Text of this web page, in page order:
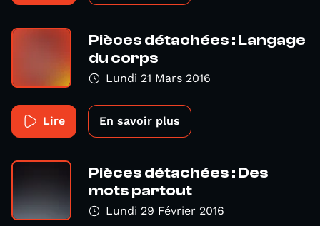
Pièces détachées : Langage
du corps
Lundi 21 Mars 2016
Lire En savoir plus
Pièces détachées : Des
mots partout
Lundi 29 Février 2016